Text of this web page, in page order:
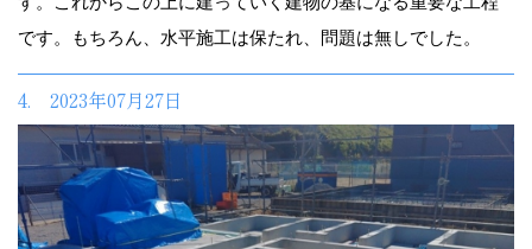
です。もちろん、水平施工は保たれ、問題は無しでした。
4. 2023年07月27日